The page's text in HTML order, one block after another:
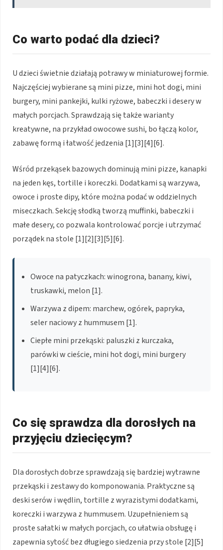
Co warto podać dla dzieci?
U dzieci świetnie działają potrawy w miniaturowej formie.
Najczęściej wybierane są mini pizze, mini hot dogi, mini
burgery, mini pankejki, kulki ryżowe, babeczki i desery w
małych porcjach. Sprawdzają się także warianty
kreatywne, na przykład owocowe sushi, bo łączą kolor,
zabawę formą i łatwość jedzenia [1][3][4][6].
Wśród przekąsek bazowych dominują mini pizze, kanapki
na jeden kęs, tortille i koreczki. Dodatkami są warzywa,
owoce i proste dipy, które można podać w oddzielnych
miseczkach. Sekcję słodką tworzą muffinki, babeczki i
małe desery, co pozwala kontrolować porcje i utrzymać
porządek na stole [1][2][3][5][6].
Owoce na patyczkach: winogrona, banany, kiwi,
truskawki, melon [1].
Warzywa z dipem: marchew, ogórek, papryka,
seler naciowy z hummusem [1].
Ciepłe mini przekąski: paluszki z kurczaka,
parówki w cieście, mini hot dogi, mini burgery
[1][4][6].
Co się sprawdza dla dorosłych na
przyjęciu dziecięcym?
Dla dorosłych dobrze sprawdzają się bardziej wytrawne
przekąski i zestawy do komponowania. Praktyczne są
deski serów i wędlin, tortille z wyrazistymi dodatkami,
koreczki i warzywa z hummusem. Uzupełnieniem są
proste sałatki w małych porcjach, co ułatwia obsługę i
zapewnia sytość bez długiego siedzenia przy stole [2][5]